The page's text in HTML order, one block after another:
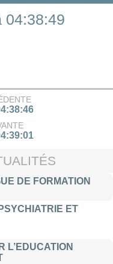
04:38:49
DE FORMATION
ET
L’EDUCATION